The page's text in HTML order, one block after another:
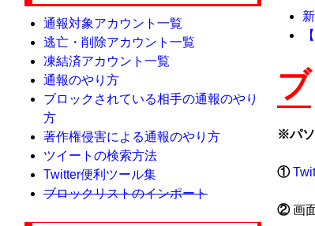
通報対象アカウント一覧
逃亡・削除アカウント一覧
凍結済アカウント一覧
通報のやり方
ブロックされている相手の通報のやり
方
著作権侵害による通報のやり方
ツイートの検索方法
Twitter便利ツール集
ブロックリストのインポート
ブ
※パソ
①
②画